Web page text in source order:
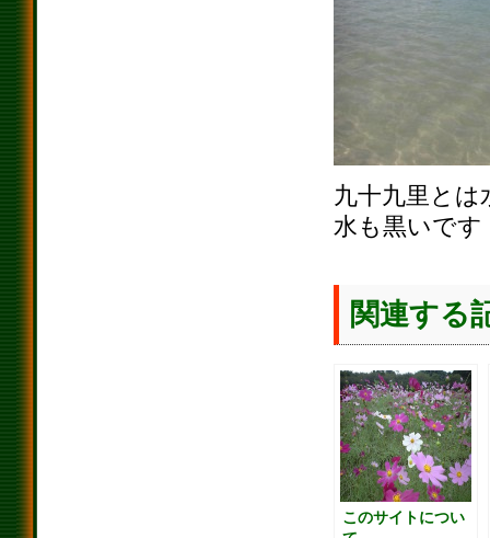
九十九里とは
水も黒いです
関連する
このサイトについ